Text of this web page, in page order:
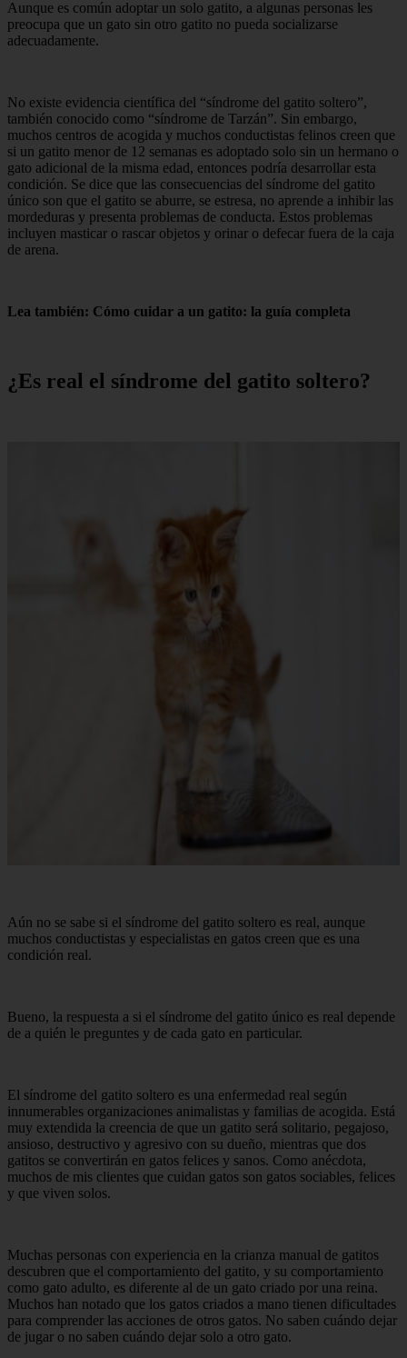
Aunque es común adoptar un solo gatito, a algunas personas les
preocupa que un gato sin otro gatito no pueda socializarse
adecuadamente.
No existe evidencia científica del “síndrome del gatito soltero”,
también conocido como “síndrome de Tarzán”. Sin embargo,
muchos centros de acogida y muchos conductistas felinos creen que
si un gatito menor de 12 semanas es adoptado solo sin un hermano o
gato adicional de la misma edad, entonces podría desarrollar esta
condición. Se dice que las consecuencias del síndrome del gatito
único son que el gatito se aburre, se estresa, no aprende a inhibir las
mordeduras y presenta problemas de conducta. Estos problemas
incluyen masticar o rascar objetos y orinar o defecar fuera de la caja
de arena.
Lea también: Cómo cuidar a un gatito: la guía completa
¿Es real el síndrome del gatito soltero?
Aún no se sabe si el síndrome del gatito soltero es real, aunque
muchos conductistas y especialistas en gatos creen que es una
condición real.
Bueno, la respuesta a si el síndrome del gatito único es real depende
de a quién le preguntes y de cada gato en particular.
El síndrome del gatito soltero es una enfermedad real según
innumerables organizaciones animalistas y familias de acogida. Está
muy extendida la creencia de que un gatito será solitario, pegajoso,
ansioso, destructivo y agresivo con su dueño, mientras que dos
gatitos se convertirán en gatos felices y sanos. Como anécdota,
muchos de mis clientes que cuidan gatos son gatos sociables, felices
y que viven solos.
Muchas personas con experiencia en la crianza manual de gatitos
descubren que el comportamiento del gatito, y su comportamiento
como gato adulto, es diferente al de un gato criado por una reina.
Muchos han notado que los gatos criados a mano tienen dificultades
para comprender las acciones de otros gatos. No saben cuándo dejar
de jugar o no saben cuándo dejar solo a otro gato.